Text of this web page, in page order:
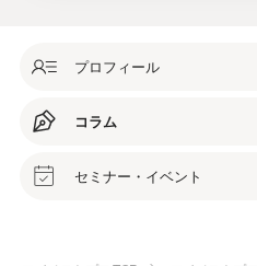
プロフィール
コラム
セミナー・イベント